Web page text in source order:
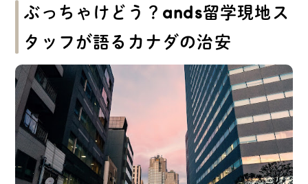
ぶっちゃけどう？ands留学現地ス
タッフが語るカナダの治安